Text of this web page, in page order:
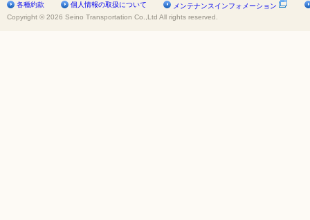
各種約款 個人情報の取扱について
メンテナンスインフォメーション
Copyright © 2026 Seino Transportation Co.,Ltd All rights reserved.